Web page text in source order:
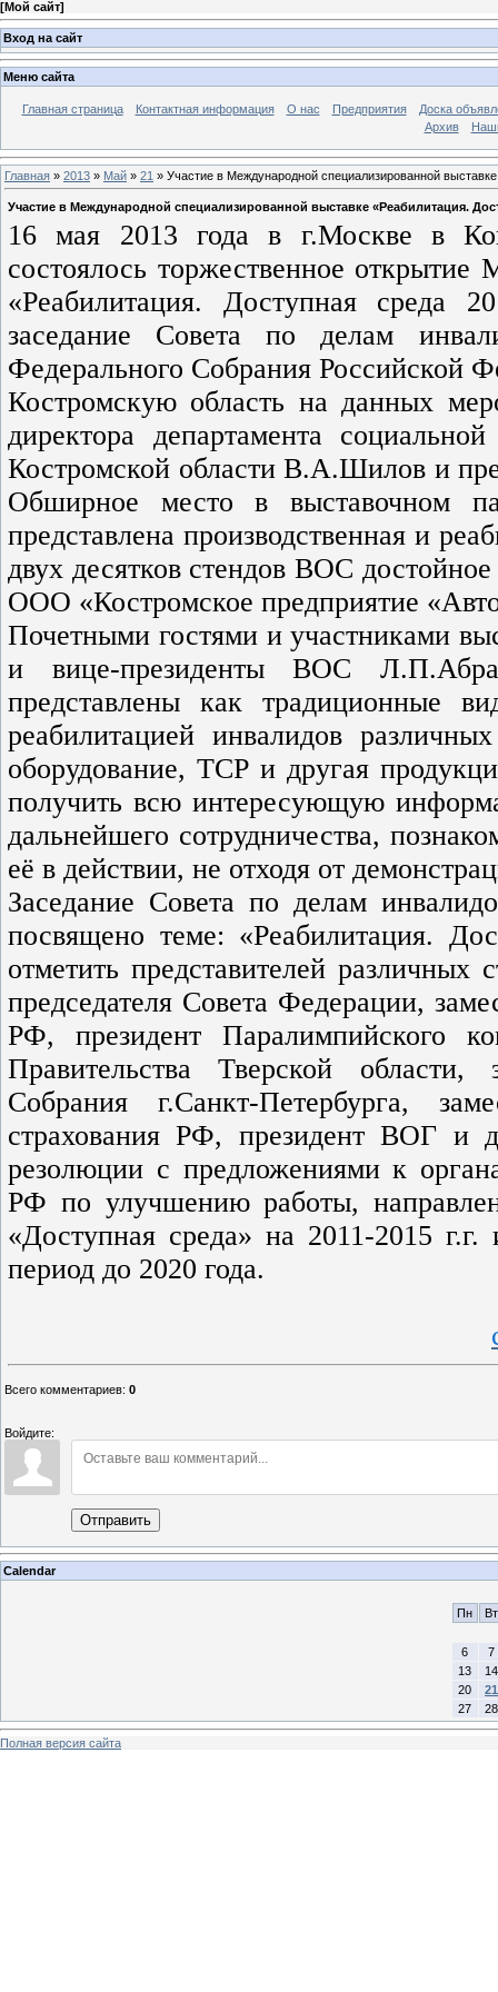
[Мой сайт]
Вход на сайт
Меню сайта
Главная страница Контактная информация О нас Предприятия
Доска
Архив
Главная » 2013 » Май » 21 » Участие в Международной специализированной
Участие в Международной специализированной выставке «Реабилитация.
16 мая 2013 года в г.Москве в
состоялось торжественное
«Реабилитация. Доступная среда
заседание Совета по делам
Федерального Собрания Российской
Костромскую область на данных
директора департамента
Костромской области В.А.Шилов и
Обширное место в выставочном
представлена производственная и
двух десятков стендов ВОС
ООО «Костромское предприятие
Почетными гостями и участниками
и вице-президенты ВОС
представлены как традиционные
реабилитацией инвалидов
оборудование, ТСР и другая
получить всю интересующую
дальнейшего сотрудничества,
её в действии, не отходя от
Заседание Совета по делам
посвящено теме: «Реабилитация.
отметить представителей различных
председателя Совета Федерации,
РФ, президент Паралимпийского
Правительства Тверской области,
Собрания г.Санкт-Петербурга,
страхования РФ, президент ВОГ и
резолюции с предложениями к
РФ по улучшению работы,
«Доступная среда» на 2011-2015
период до 2020 года.
Всего комментариев: 0
Войдите:
Отправить
Calendar
Пн Вт
6
7
13
14
20
21
27
28
Полная версия сайта